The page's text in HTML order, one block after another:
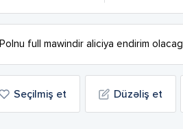
Polnu full mawindir aliciya endirim olacag
Seçilmiş et Düzəliş et